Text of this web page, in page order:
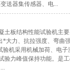
送器集传感器、电...
土板结构性能试验机主
大力、抗拉强度、弯曲
机采用机械加荷、电
验力峰值保持功能。是